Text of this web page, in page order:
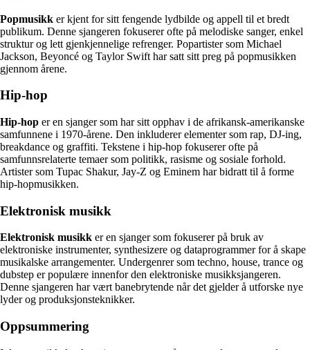
Popmusikk er kjent for sitt fengende lydbilde og appell til et bredt
publikum. Denne sjangeren fokuserer ofte på melodiske sanger, enkel
struktur og lett gjenkjennelige refrenger. Popartister som Michael
Jackson, Beyoncé og Taylor Swift har satt sitt preg på popmusikken
gjennom årene.
Hip-hop
Hip-hop er en sjanger som har sitt opphav i de afrikansk-amerikanske
samfunnene i 1970-årene. Den inkluderer elementer som rap, DJ-ing,
breakdance og graffiti. Tekstene i hip-hop fokuserer ofte på
samfunnsrelaterte temaer som politikk, rasisme og sosiale forhold.
Artister som Tupac Shakur, Jay-Z og Eminem har bidratt til å forme
hip-hopmusikken.
Elektronisk musikk
Elektronisk musikk er en sjanger som fokuserer på bruk av
elektroniske instrumenter, synthesizere og dataprogrammer for å skape
musikalske arrangementer. Undergenrer som techno, house, trance og
dubstep er populære innenfor den elektroniske musikksjangeren.
Denne sjangeren har vært banebrytende når det gjelder å utforske nye
lyder og produksjonsteknikker.
Oppsummering